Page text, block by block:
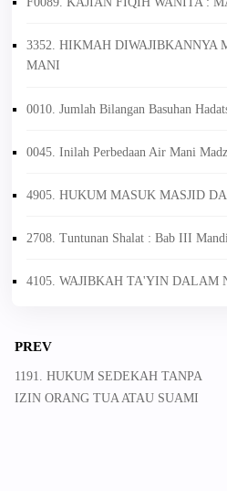
3352. HIKMAH DIWAJIBKANNYA
MANI
0010. Jumlah Bilangan Basuhan
0045. Inilah Perbedaan Air Mani
4905. HUKUM MASUK MASJID
2708. Tuntunan Shalat : Bab III
4105. WAJIBKAH TA'YIN DALAM
PREV
1191. HUKUM SEDEKAH TANPA
IZIN ORANG TUA ATAU SUAMI